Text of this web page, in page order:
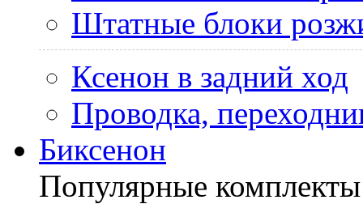
Штатные блоки
Ксенон в задний ход
Проводка,
Биксенон
Популярные комплекты